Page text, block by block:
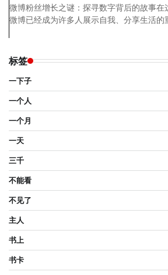
微博粉丝增长之谜：探寻数字背后的故事在
微博已经成为许多人展示自我、分享生活的
标签
一下子
一个人
一个月
一天
三千
不能看
不见了
主人
书上
书卡